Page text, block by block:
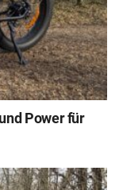
Power für